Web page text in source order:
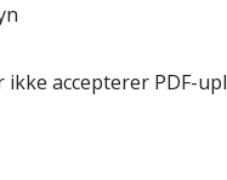
ikke accepterer PDF-